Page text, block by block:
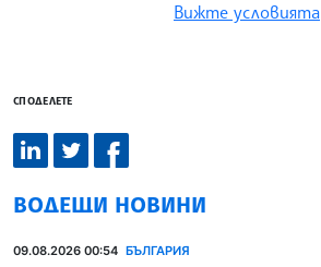
Вижте условията
СПОДЕЛЕТЕ
ВОДЕЩИ НОВИНИ
09.08.2026 00:54 БЪЛГАРИЯ